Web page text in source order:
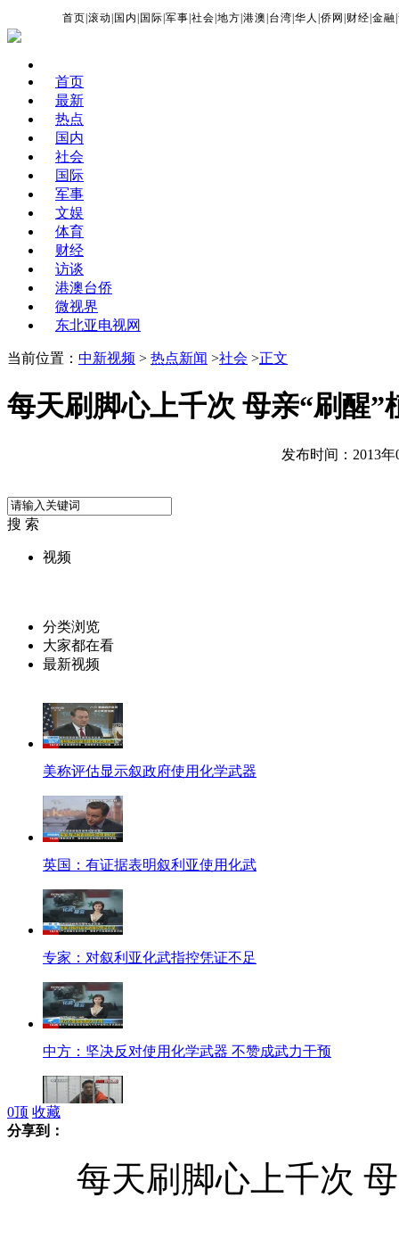
首页 |滚动 国内 国际 |军事 |社会 |地方 |港澳 台湾 |华人 |侨网 财经 |金融 |
首页
最新
热点
国内
社会
国际
军事
文娱
体育
财经
访谈
港澳台侨
微视界
东北亚电视网
当前位置： 中新视频 > 热点新闻 >社会 >正文
每天刷脚心上千次 母亲“刷醒”
发布时间：2013年
搜 索
视频
分类浏览
大家都在看
最新视频
美称评估显示叙政府使用化学武器
英国：有证据表明叙利亚使用化武
专家：对叙利亚化武指控凭证不足
中方：坚决反对使用化学武器 不赞成武力干预
0顶 收藏
分享到：
每天刷脚心上千次 母